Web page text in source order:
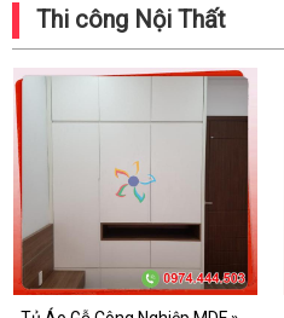
Thi công Nội Thất